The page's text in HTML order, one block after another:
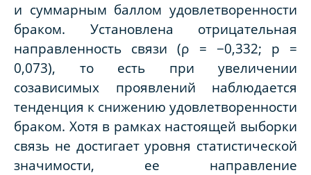
и суммарным баллом удовлетворенности
браком. Установлена отрицательная
направленность связи (ρ = −0,332; p =
0,073), то есть при увеличении
созависимых проявлений наблюдается
тенденция к снижению удовлетворенности
браком. Хотя в рамках настоящей выборки
связь не достигает уровня статистической
значимости, ее направление